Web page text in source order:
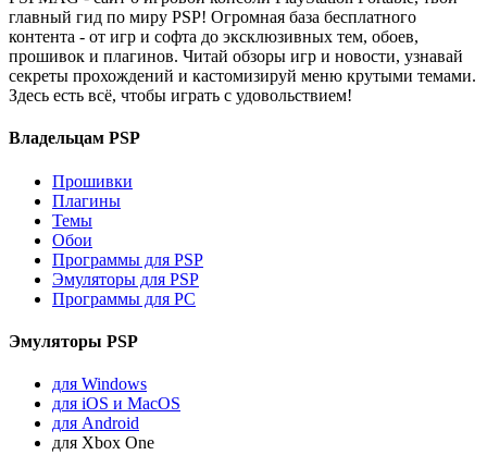
главный гид по миру PSP! Огромная база бесплатного
контента - от игр и софта до эксклюзивных тем, обоев,
прошивок и плагинов. Читай обзоры игр и новости, узнавай
секреты прохождений и кастомизируй меню крутыми темами.
Здесь есть всё, чтобы играть с удовольствием!
Владельцам PSP
Прошивки
Плагины
Темы
Обои
Программы для PSP
Эмуляторы для PSP
Программы для PC
Эмуляторы PSP
для Windows
для iOS и MacOS
для Android
для Xbox One